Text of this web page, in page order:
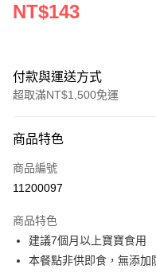
0:47
NT$143
付款與運送方式
超取滿NT$1,500免運
信用卡一次付款
LINE Pay
街口支付
悠遊付
商品特色
商品編號
11200097
商品特色
建議7個月以上寶寶食用
本餐點非供即食，無添